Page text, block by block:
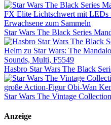
Star Wars The Black Series
Hasbro Star Wars The Black
Star Wars The Vintage
Anzeige